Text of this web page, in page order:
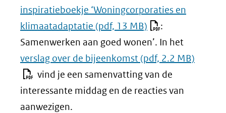
inspiratieboekje ‘Woningcorporaties en
klimaatadaptatie (pdf, 13 MB)
:
Samenwerken aan goed wonen’. In het
verslag over de bijeenkomst (pdf, 2.2 MB)
vind je een samenvatting van de
interessante middag en de reacties van
aanwezigen.